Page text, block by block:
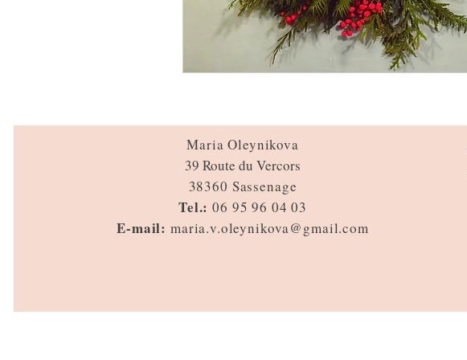
Maria Oleynikova
39 Route du Vercors
38360 Sassenage
Tel.: 06 95 96 04 03
E-mail: maria.v.oleynikova@gmail.com